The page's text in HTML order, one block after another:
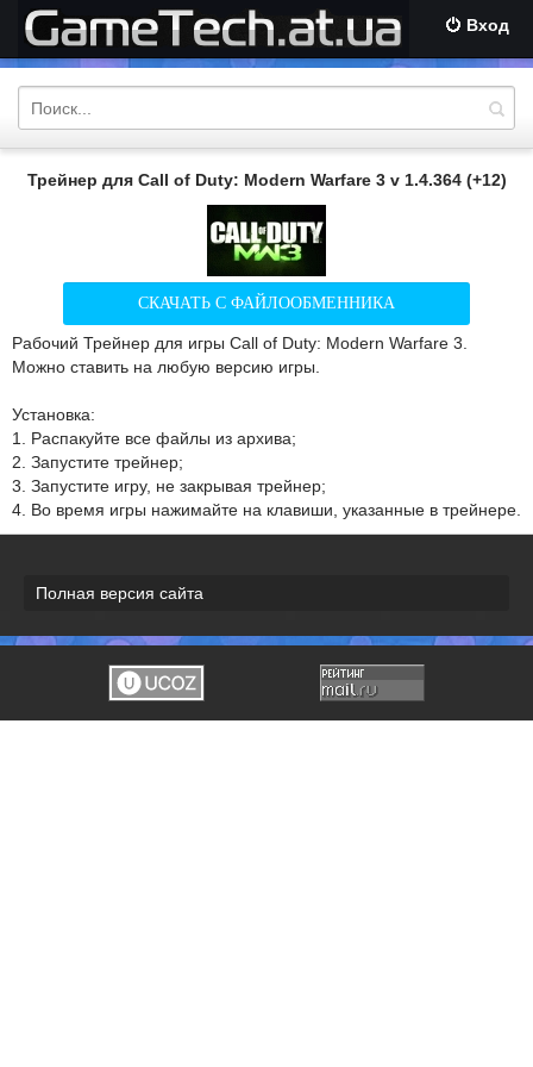
Вход
Трейнер для Call of Duty: Modern Warfare 3 v 1.4.364 (+12)
СКАЧАТЬ С ФАЙЛООБМЕННИКА
Рабочий Трейнер для игры Call of Duty: Modern Warfare 3.
Можно ставить на любую версию игры.
Установка:
1. Распакуйте все файлы из архива;
2. Запустите трейнер;
3. Запустите игру, не закрывая трейнер;
4. Во время игры нажимайте на клавиши, указанные в трейнере.
Полная версия сайта